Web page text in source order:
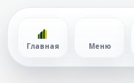
Главная Меню